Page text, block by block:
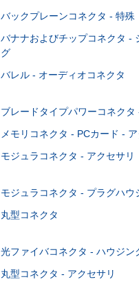
バックプレーンコネクタ - 特殊
バナナおよびチップコネクタ -
グ
バレル - オーディオコネクタ
ブレードタイプパワーコネクタ
メモリコネクタ - PCカード -
モジュラコネクタ - アクセサリ
モジュラコネクタ - プラグハウ
丸型コネクタ
光ファイバコネクタ - ハウジン
丸型コネクタ - アクセサリ